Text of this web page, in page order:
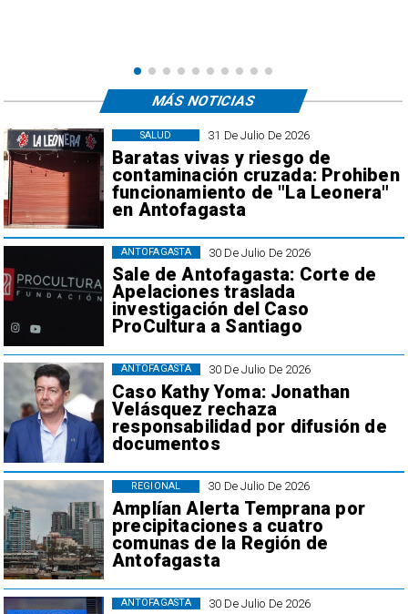
31 De Julio De 2026
Baratas vivas y riesgo de
contaminación cruzada: Prohiben
funcionamiento de "La Leonera"
en Antofagasta
SALUD
30 De Julio De 2026
Sale de Antofagasta: Corte de
Apelaciones traslada
investigación del Caso
ProCultura a Santiago
ANTOFAGASTA
30 De Julio De 2026
Caso Kathy Yoma: Jonathan
Velásquez rechaza
responsabilidad por difusión de
documentos
ANTOFAGASTA
30 De Julio De 2026
Amplían Alerta Temprana por
precipitaciones a cuatro
comunas de la Región de
Antofagasta
REGIONAL
30 De Julio De 2026
ANTOFAGASTA
MÁS NOTICIAS